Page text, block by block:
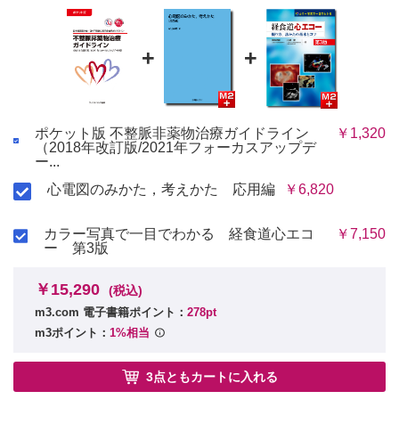
4. 心臓手術後AT・先天性心疾患における頻拍
4.1 心臓手術後AT
4.2 成人先天性心疾患
表55 成人先天性心疾患に合併する頻拍に対するアブレーション
5. 心室不整脈
5.1 持続性VT
図11 瘢痕関連マクロリエントリー性VT 回路の模式図
図12 エントレインマッピングのフローチャート
図13 基質マッピングによるあらたなアブレーション法ン
図14 脚間・脚枝間リエントリー頻拍
5.2 多形性VT・VF
表58 VT・VF に対する胸部交感神経遮断術
5.3 PVC・NSVT
6.1 アブレーション手技
表60 小児に対するアブレーションで全身麻酔が推奨される症例や状
6.2 器質的心疾患をともなわない小児のアブレーション適応
対するアブレーション
表62 AVRT 既往のないWPW 症候群に対するアブレーション
表31 CLBBB 患者でのCRT の適応
表32 NYHA 心機能分類別のCRT 適応
表33ペースメーカ/ICD の適応があるもしくは植込み後の
患者に対するCRT 適応
表34 AF 患者におけるCRT 適応
表35 CRT に関する適応のまとめ
7.3 心外膜電極を用いたCRT/CRT-D
8.1 デバイス感染が明らかな場合
8.2 デバイス感染が明らかでない菌血症に対するリード抜去
8.3 表層性デバイスポケット感染に対する治療方針
8.4 感染症に対するリード抜去後療法とデバイス再植込み
表37 非感染症例に対するリード抜去術
9. 小児および先天性心疾患患者におけるCIED
9.1 小児および先天性心疾患患者におけるペースメーカ
9.2 小児および先天性心疾患患者におけるICD
表39 小児および先天性心疾患患者のICD 植込み
+ +
ポケット版 不整脈非薬物治療ガイドライン
（2018年改訂版/2021年フォーカスアップデ
ー...
￥1,320
心電図のみかた，考えかた 応用編 ￥6,820
カラー写真で一目でわかる 経食道心エコ
ー 第3版
￥7,150
￥15,290 (税込)
m3.com 電子書籍ポイント： 278pt
m3ポイント： 1%相当
3点ともカートに入れる